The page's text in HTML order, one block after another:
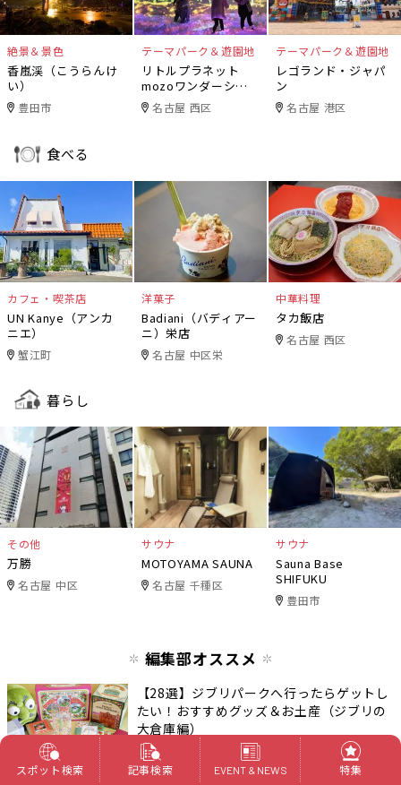
絶景＆景色
香嵐渓（こうらんけ
い）
豊田市
テーマパーク＆遊園地
リトルプラネット
mozoワンダーシテ
ィ 名古屋 西区
テーマパーク＆遊園地
レゴランド・ジャパ
ン
名古屋 港区
食べる
カフェ・喫茶店
UN Kanye（アンカ
ニエ）
蟹江町
洋菓子
Badiani（バディアー
ニ）栄店
名古屋 中区栄
中華料理
タカ飯店
名古屋 西区
暮らし
その他
万勝
名古屋 中区
サウナ
MOTOYAMA SAUNA
名古屋 千種区
サウナ
Sauna Base
SHIFUKU
豊田市
編集部オススメ
【28選】ジブリパークへ行ったらゲットし
たい！おすすめグッズ＆お土産（ジブリの
大倉庫編）
その他（エンタメ）
長久手市
スポット検索
記事検索 EVENT & NEWS 特集